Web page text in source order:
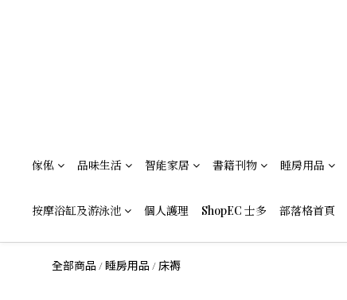
傢俬 品味生活 智能家居 書籍刊物 睡房用品
按摩浴缸及游泳池 個人護理 ShopEC 士多 部落格首頁
全部商品 /睡房用品 /床褥